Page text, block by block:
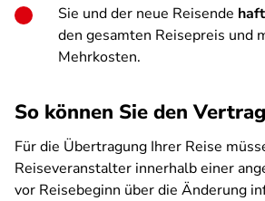
Sie und der neue Reisende
den gesamten Reisepreis und
Mehrkosten.
So können Sie den
Für die Übertragung Ihrer Reise
Reiseveranstalter innerhalb einer
vor Reisebeginn über die Änderung